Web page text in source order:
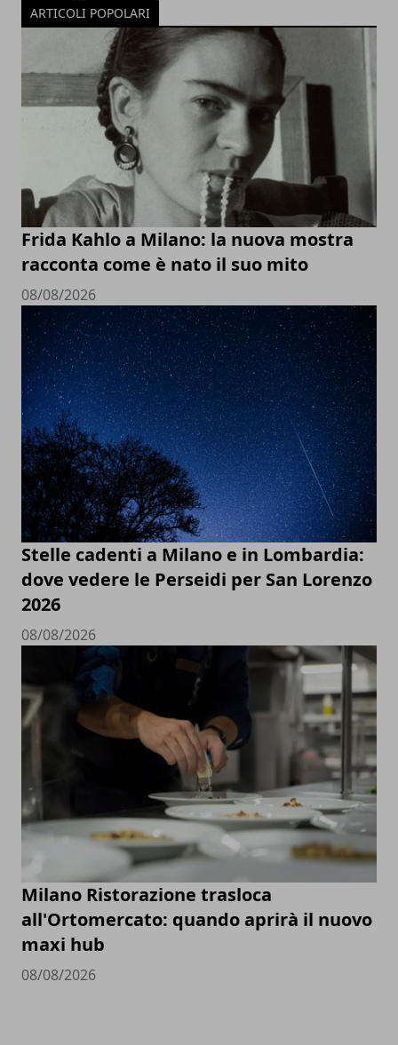
ARTICOLI POPOLARI
Frida Kahlo a Milano: la nuova mostra
racconta come è nato il suo mito
08/08/2026
Stelle cadenti a Milano e in Lombardia:
dove vedere le Perseidi per San Lorenzo
2026
08/08/2026
Milano Ristorazione trasloca
all'Ortomercato: quando aprirà il nuovo
maxi hub
08/08/2026